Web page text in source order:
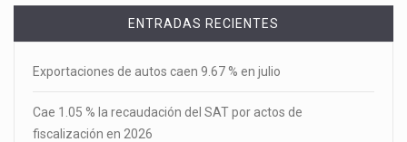
ENTRADAS RECIENTES
Exportaciones de autos caen 9.67 % en julio
Cae 1.05 % la recaudación del SAT por actos de
fiscalización en 2026